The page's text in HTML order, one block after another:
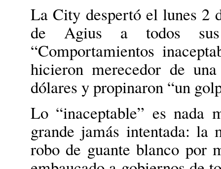
La City despertó el lunes 2
de Agius a todos
“Comportamientos
hicieron merecedor de
dólares y propinaron “un
Lo “inaceptable” es nada
grande jamás intentada:
robo de guante blanco por